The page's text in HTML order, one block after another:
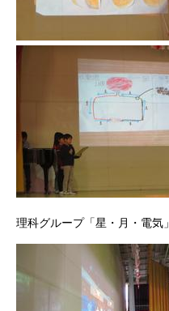
理科グループ「星・月・電気」